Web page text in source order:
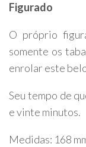
Figurado
O próprio
somente os
enrolar este
Seu tempo de
e vinte minutos.
Medidas: 168